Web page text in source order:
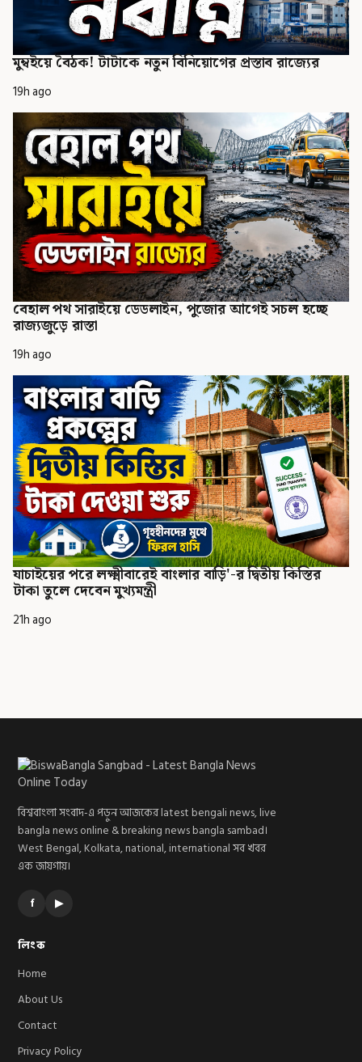
মুম্বইয়ে বৈঠক! টাটাকে নতুন বিনিয়োগের প্রস্তাব রাজ্যের
19h ago
বেহাল পথ সারাইয়ে ডেডলাইন, পুজোর আগেই সচল হচ্ছে
রাজ্যজুড়ে রাস্তা
19h ago
যাচাইয়ের পরে লক্ষ্মীবারেই বাংলার বাড়ি'-র দ্বিতীয় কিস্তির
টাকা তুলে দেবেন মুখ্যমন্ত্রী
21h ago
বিশ্ববাংলা সংবাদ-এ পড়ুন আজকের latest bengali news, live
bangla news online & breaking news bangla sambad।
West Bengal, Kolkata, national, international সব খবর
এক জায়গায়।
f ▶
লিংক
Home
About Us
Contact
Privacy Policy